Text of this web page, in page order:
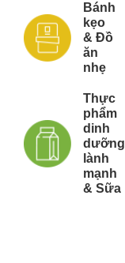
Bánh
kẹo
& Đồ
ăn
nhẹ
Thực
phẩm
dinh
dưỡng
lành
mạnh
& Sữa